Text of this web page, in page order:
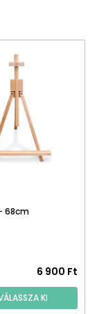
68cm
6 900 Ft
KI